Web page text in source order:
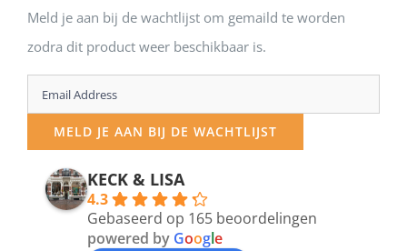
Meld je aan bij de wachtlijst om gemaild te worden
zodra dit product weer beschikbaar is.
Enter
your
email
address
MELD JE AAN BIJ DE WACHTLIJST
KECK & LISA
4.3
Gebaseerd op 165 beoordelingen
powered by Google